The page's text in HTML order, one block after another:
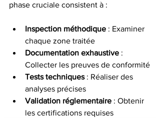
phase cruciale consistent à :
Inspection méthodique : Examiner
chaque zone traitée
Documentation exhaustive :
Collecter les preuves de conformité
Tests techniques : Réaliser des
analyses précises
Validation réglementaire : Obtenir
les certifications requises